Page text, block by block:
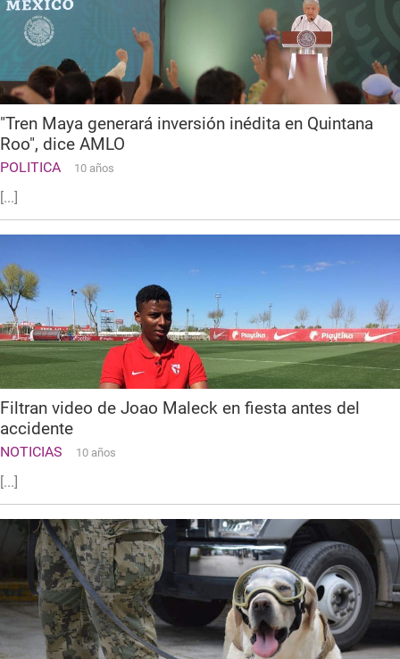
"Tren Maya generará inversión inédita en Quintana
Roo", dice AMLO
POLITICA 10 años
[...]
Filtran video de Joao Maleck en fiesta antes del
accidente
NOTICIAS 10 años
[...]